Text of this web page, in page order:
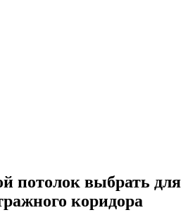
потолок выбрать для
коридора